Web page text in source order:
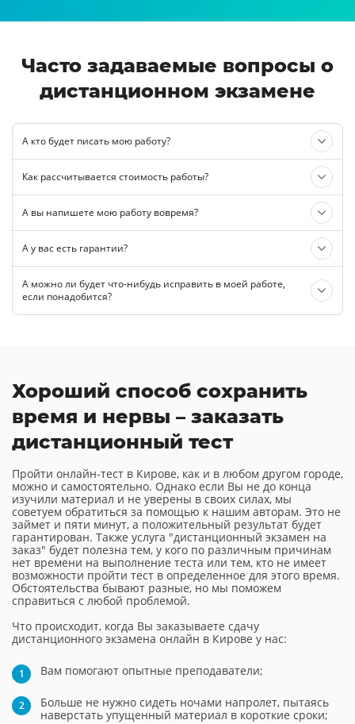
Часто задаваемые вопросы о
дистанционном экзамене
А кто будет писать мою работу?
Как рассчитывается стоимость работы?
А вы напишете мою работу вовремя?
А у вас есть гарантии?
А можно ли будет что-нибудь исправить в моей работе,
если понадобится?
Хороший способ сохранить
время и нервы – заказать
дистанционный тест
Пройти онлайн-тест в Кирове, как и в любом другом городе,
можно и самостоятельно. Однако если Вы не до конца
изучили материал и не уверены в своих силах, мы
советуем обратиться за помощью к нашим авторам. Это не
займет и пяти минут, а положительный результат будет
гарантирован. Также услуга "дистанционный экзамен на
заказ" будет полезна тем, у кого по различным причинам
нет времени на выполнение теста или тем, кто не имеет
возможности пройти тест в определенное для этого время.
Обстоятельства бывают разные, но мы поможем
справиться с любой проблемой.
Что происходит, когда Вы заказываете сдачу
дистанционного экзамена онлайн в Кирове у нас:
Вам помогают опытные преподаватели;
Больше не нужно сидеть ночами напролет, пытаясь
наверстать упущенный материал в короткие сроки;